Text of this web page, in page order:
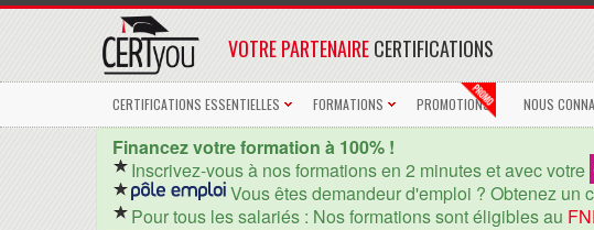
VOTRE PARTENAIRECERTIFICATIONS
CERTIFICATIONS ESSENTIELLES FORMATIONS PROMOTIONS NOUS
Financez votre formation à 100% !
Inscrivez-vous à nos formations en 2 minutes et avec votre
Vous êtes demandeur d'emploi ? Obtenez un
Pour tous les salariés : Nos formations sont éligibles au